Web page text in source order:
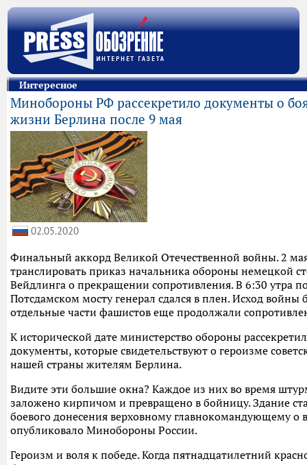
Интересное
Минобороны РФ рассекретило документы о
жизни Берлина после 9 мая
02.05.2020
Финальный аккорд Великой Отечественной войны. 2
транслировать приказ начальника обороны немецкой
Вейдлинга о прекращении сопротивления. В 6:30 утра
Потсдамском мосту генерал сдался в плен. Исход войны
отдельные части фашистов еще продолжали
К исторической дате министерство обороны
документы, которые свидетельствуют о героизме
нашей страны жителям Берлина.
Видите эти большие окна? Каждое из них во время
заложено кирпичом и превращено в бойницу. Здание
боевого донесения верховному главнокомандующему о
опубликовало Минобороны России.
Героизм и воля к победе. Когда пятнадцатилетний